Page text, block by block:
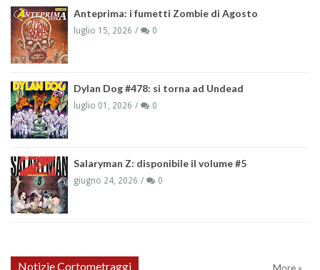
Anteprima: i fumetti Zombie di Agosto
luglio 15, 2026 0
Dylan Dog #478: si torna ad Undead
luglio 01, 2026 0
Salaryman Z: disponibile il volume #5
giugno 24, 2026 0
Notizie Cortometraggi